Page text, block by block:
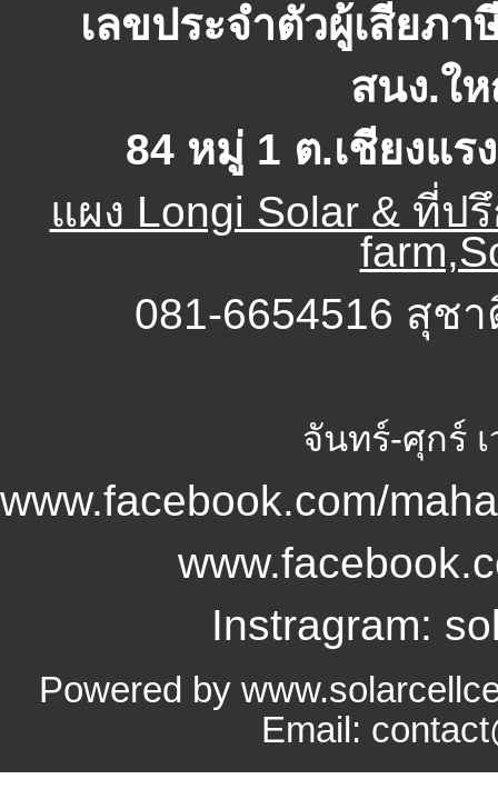
เลขประจำตัวผู้เสียภา
สนง.ใ
84 หมู่ 1 ต.เชียงแร
แผง Longi Solar & ที่ป
081-6654516 สุช
จันทร์-ศุกร์
www.facebook.com/
Instragram:
Powered by
Email: